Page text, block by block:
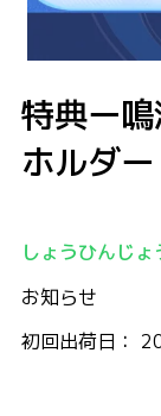
特典ー
ホルダー
しょうひんじょ
お知らせ
初回出荷日：